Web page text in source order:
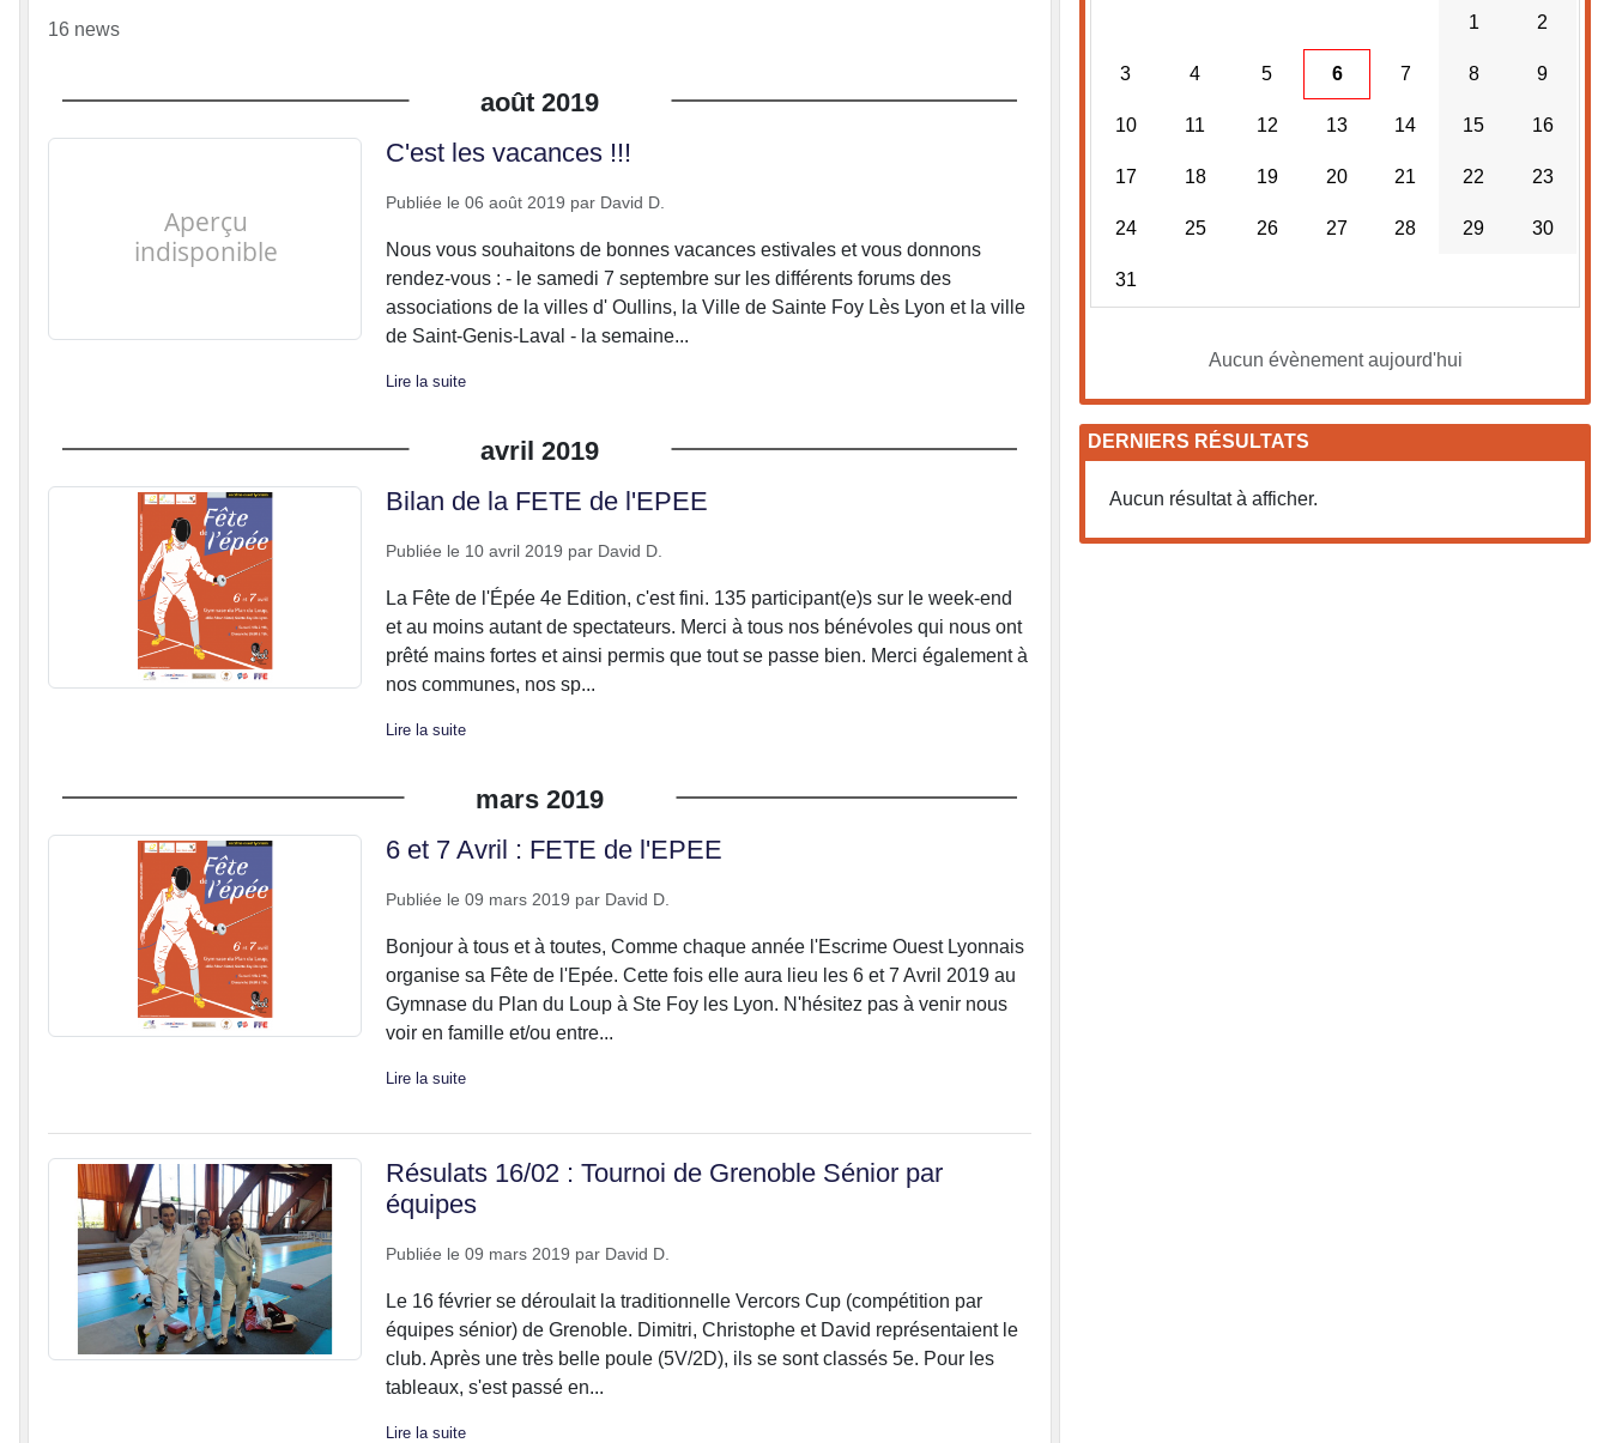
16 news
août 2019
C'est les vacances !!!
Publiée le 06 août 2019 par David D.
Nous vous souhaitons de bonnes vacances estivales et vous donnons
rendez-vous : - le samedi 7 septembre sur les différents forums des
associations de la villes d' Oullins, la Ville de Sainte Foy Lès Lyon et la ville
de Saint-Genis-Laval - la semaine...
Lire la suite
avril 2019
Bilan de la FETE de l'EPEE
Publiée le 10 avril 2019 par David D.
La Fête de l'Épée 4e Edition, c'est fini. 135 participant(e)s sur le week-end
et au moins autant de spectateurs. Merci à tous nos bénévoles qui nous ont
prêté mains fortes et ainsi permis que tout se passe bien. Merci également à
nos communes, nos sp...
Lire la suite
mars 2019
6 et 7 Avril : FETE de l'EPEE
Publiée le 09 mars 2019 par David D.
Bonjour à tous et à toutes, Comme chaque année l'Escrime Ouest Lyonnais
organise sa Fête de l'Epée. Cette fois elle aura lieu les 6 et 7 Avril 2019 au
Gymnase du Plan du Loup à Ste Foy les Lyon. N'hésitez pas à venir nous
voir en famille et/ou entre...
Lire la suite
Résulats 16/02 : Tournoi de Grenoble Sénior par
équipes
Publiée le 09 mars 2019 par David D.
Le 16 février se déroulait la traditionnelle Vercors Cup (compétition par
équipes sénior) de Grenoble. Dimitri, Christophe et David représentaient le
club. Après une très belle poule (5V/2D), ils se sont classés 5e. Pour les
tableaux, s'est passé en...
Lire la suite
1 2
3 4 5 6 7 8 9
10 11 12 13 14 15 16
17 18 19 20 21 22 23
24 25 26 27 28 29 30
31
Aucun évènement aujourd'hui
DERNIERS RÉSULTATS
Aucun résultat à afficher.